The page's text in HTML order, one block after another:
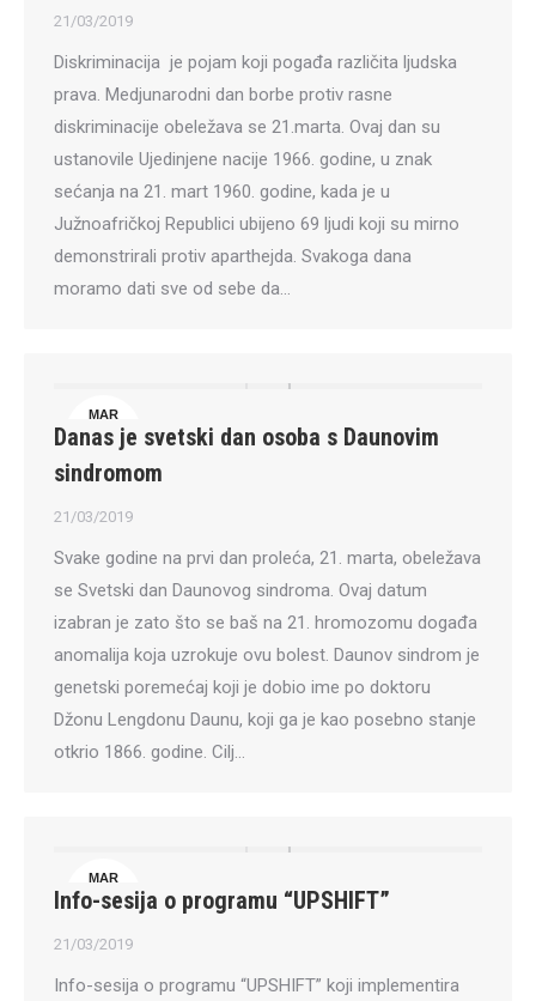
21/03/2019
Diskriminacija je pojam koji pogađa različita ljudska
prava. Medjunarodni dan borbe protiv rasne
diskriminacije obeležava se 21.marta. Ovaj dan su
ustanovile Ujedinjene nacije 1966. godine, u znak
sećanja na 21. mart 1960. godine, kada je u
Južnoafričkoj Republici ubijeno 69 ljudi koji su mirno
demonstrirali protiv aparthejda. Svakoga dana
moramo dati sve od sebe da…
MAR
21
Danas je svetski dan osoba s Daunovim
sindromom
21/03/2019
Svake godine na prvi dan proleća, 21. marta, obeležava
se Svetski dan Daunovog sindroma. Ovaj datum
izabran je zato što se baš na 21. hromozomu događa
anomalija koja uzrokuje ovu bolest. Daunov sindrom je
genetski poremećaj koji je dobio ime po doktoru
Džonu Lengdonu Daunu, koji ga je kao posebno stanje
otkrio 1866. godine. Cilj…
MAR
21
Info-sesija o programu “UPSHIFT”
21/03/2019
Info-sesija o programu “UPSHIFT” koji implementira